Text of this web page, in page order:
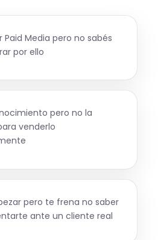
Paid Media pero no sabés
por ello
pero no la
venderlo
pero te frena no saber
ante un cliente real